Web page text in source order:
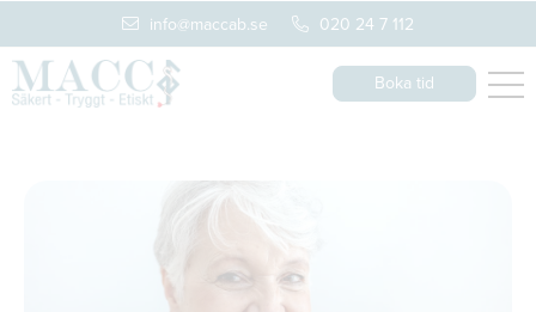
info@maccab.se 020 24 7 112
Boka tid